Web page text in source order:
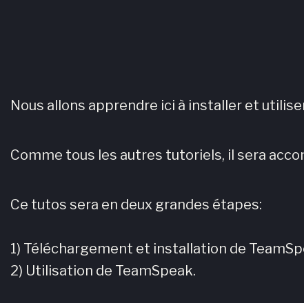
Nous allons apprendre ici à installer et
Comme tous les autres tutoriels, il sera
Ce tutos sera en deux grandes étapes:
1) Téléchargement et installation de
2) Utilisation de TeamSpeak.